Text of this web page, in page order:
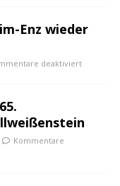
Enz wieder
deaktiviert
Kommentare